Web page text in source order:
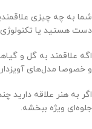
شما به چه چیزی
دست هستید یا
اگه علاقمند به گل و
و خصوصا مدل‌های
اگر به هنر علاقه دارید
جلوه‌ای ویژه ببخشه.